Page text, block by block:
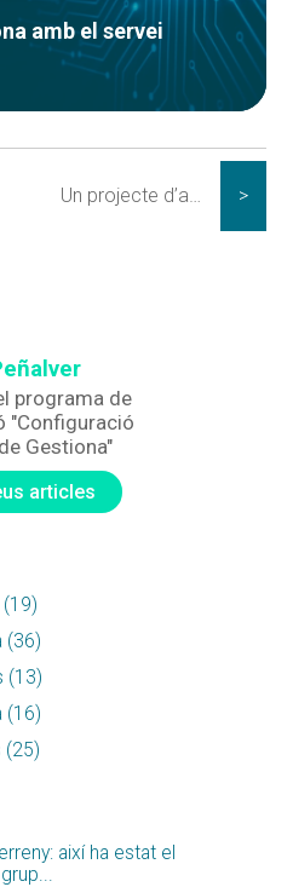
amb el servei
Un projecte d’administració electrònica diferent i innovador >
programa de
"Configuració
Gestiona"
articles
(36)
(13)
(16)
(25)
així ha estat el